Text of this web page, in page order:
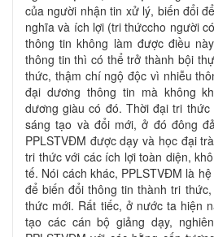
của người nhận tin xử lý, biến đổi
nghĩa và ích lợi (tri thứccho người
thông tin không làm được điều
thông tin thì có thể trở thành bội
thức, thậm chí ngộ độc vì nhiễu
đại dương thông tin mà không
dương giàu có đó. Thời đại tri
sáng tạo và đổi mới, ở đó đông
PPLSTVĐM được dạy và học đại
tri thức với các ích lợi toàn diện,
tế. Nói cách khác, PPLSTVĐM là
để biến đổi thông tin thành tri
thức mới. Rất tiếc, ở nước ta hiện
tạo các cán bộ giảng dạy,